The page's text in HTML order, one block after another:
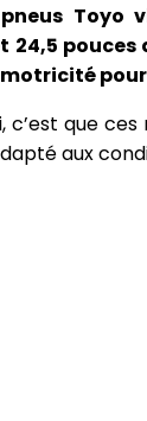
Toyo
24,5
pour
que
aux